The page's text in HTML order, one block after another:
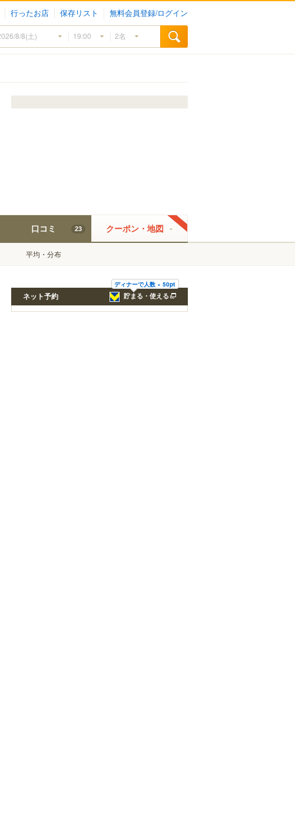
行ったお店 保存リスト 無料会員登録/ログイン
口コミ 23
平均・分布
クーポン・地図
ディナーで人数 × 50pt
貯まる・使える
ネット予約